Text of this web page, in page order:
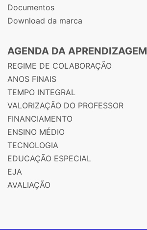
Documentos
Download da marca
AGENDA DA APRENDIZAGEM
REGIME DE COLABORAÇÃO
ANOS FINAIS
TEMPO INTEGRAL
VALORIZAÇÃO DO PROFESSOR
FINANCIAMENTO
ENSINO MÉDIO
TECNOLOGIA
EDUCAÇÃO ESPECIAL
EJA
AVALIAÇÃO